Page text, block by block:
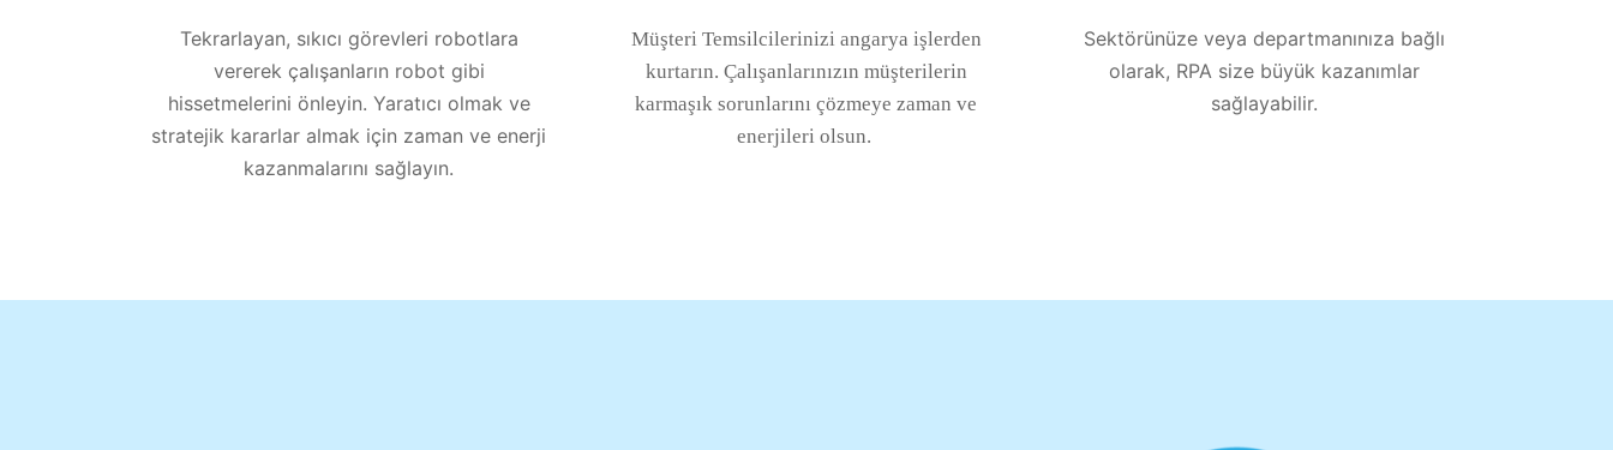
Tekrarlayan, sıkıcı görevleri robotlara
vererek çalışanların robot gibi
hissetmelerini önleyin. Yaratıcı olmak ve
stratejik kararlar almak için zaman ve enerji
kazanmalarını sağlayın.
Müşteri Temsilcilerinizi angarya işlerden
kurtarın. Çalışanlarınızın müşterilerin
karmaşık sorunlarını çözmeye zaman ve
enerjileri olsun.
Sektörünüze veya departmanınıza bağlı
olarak, RPA size büyük kazanımlar
sağlayabilir.